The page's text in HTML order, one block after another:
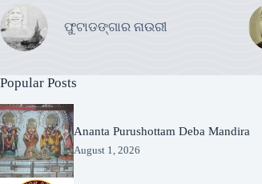
ଫୁଟାଡଙ୍ଗାର ନାଉରୀ
Popular Posts
Ananta Purushottam Deba Mandira
August 1, 2026